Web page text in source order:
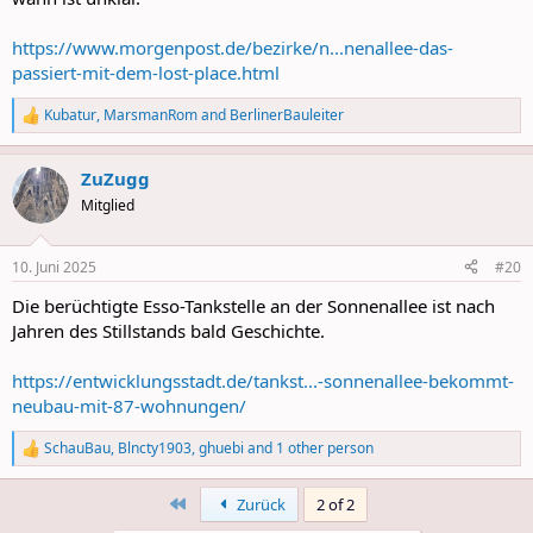
https://www.morgenpost.de/bezirke/n...nenallee-das-
passiert-mit-dem-lost-place.html
R
e
a
c
t
i
s
Kubatur, MarsmanRomand BerlinerBauleiter
ZuZugg
Mitglied
10. Juni 2025 #20
Die berüchtigte Esso-Tankstelle an der Sonnenallee ist nach
Jahren des Stillstands bald Geschichte.
https://entwicklungsstadt.de/tankst...-sonnenallee-bekommt-
neubau-mit-87-wohnungen/
R
e
SchauBau, Blncty1903,ghuebi and 1 other person
Zurück
2 of 2